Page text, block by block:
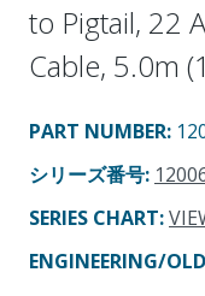
to Pigtail, 22
Cable, 5.0m
PART NUMBER:
シリーズ番号:
SERIES CHART:
ENGINEERING/